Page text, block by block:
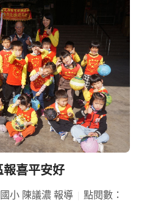
報喜平安好
小 陳議濃 報導
點閱數：